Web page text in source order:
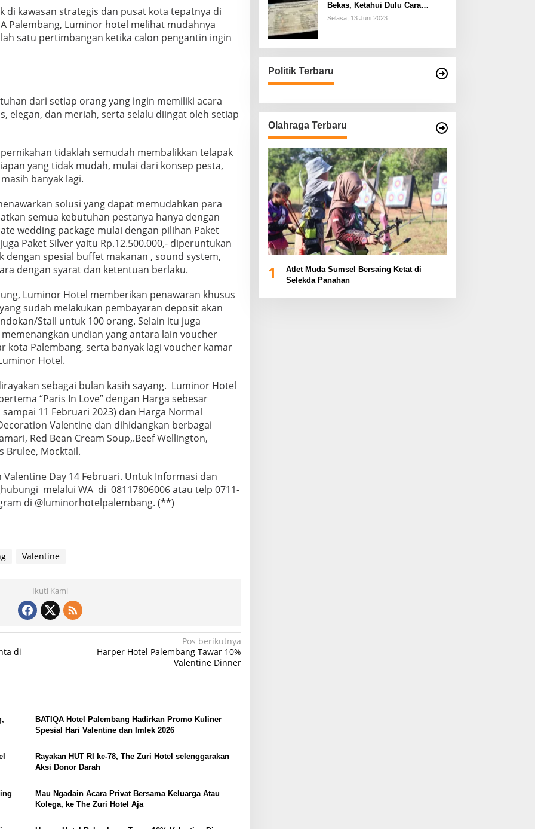
di kawasan strategis dan pusat kota tepatnya di
Palembang, Luminor hotel melihat mudahnya
satu pertimbangan ketika calon pengantin ingin
dari setiap orang yang ingin memiliki acara
elegan, dan meriah, serta selalu diingat oleh setiap
tidaklah semudah membalikkan telapak
yang tidak mudah, mulai dari konsep pesta,
banyak lagi.
solusi yang dapat memudahkan para
semua kebutuhan pestanya hanya dengan
wedding package mulai dengan pilihan Paket
Paket Silver yaitu Rp.12.500.000,- diperuntukan
dengan spesial buffet makanan , sound system,
dengan syarat dan ketentuan berlaku.
Luminor Hotel memberikan penawaran khusus
sudah melakukan pembayaran deposit akan
Stall untuk 100 orang. Selain itu juga
undian yang antara lain voucher
kota Palembang, serta banyak lagi voucher kamar
Hotel.
sebagai bulan kasih sayang. Luminor Hotel
“Paris In Love” dengan Harga sebesar
sampai 11 Februari 2023) dan Harga Normal
Valentine dan dihidangkan berbagai
Red Bean Cream Soup,.Beef Wellington,
Brulee, Mocktail.
Day 14 Februari. Untuk Informasi dan
melalui WA di 08117806006 atau telp 0711-
di @luminorhotelpalembang. (**)
Valentine
Ikuti Kami
di
Pos berikutnya
Harper Hotel Palembang Tawar 10%
Valentine Dinner
BATIQA Hotel Palembang Hadirkan Promo Kuliner
Spesial Hari Valentine dan Imlek 2026
Rayakan HUT RI ke-78, The Zuri Hotel selenggarakan
Aksi Donor Darah
Mau Ngadain Acara Privat Bersama Keluarga Atau
Kolega, ke The Zuri Hotel Aja
Bekas, Ketahui Dulu Cara
Membedakan STNK Palsu dan
Selasa, 13 Juni 2023
Politik Terbaru
Olahraga Terbaru
1
Atlet Muda Sumsel Bersaing Ketat di
Selekda Panahan